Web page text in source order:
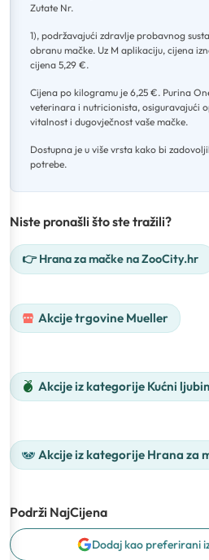
Zutate Nr.
1), podržavajući zdravlje probavnog
obranu mačke. Uz M aplikaciju, cijena
cijena 5,29 €.
Cijena po kilogramu je 6,25 €. Purina
veterinara i nutricionista, osiguravajući
vitalnost i dugovječnost vaše mačke.
Dostupna je u više vrsta kako bi
potrebe.
Niste pronašli što ste tražili?
👉 Hrana za mačke na ZooCity.hr
Akcije trgovine Mueller
Akcije iz kategorije Kućni
Akcije iz kategorije Hrana za
Podrži NajCijena
Dodaj kao preferirani